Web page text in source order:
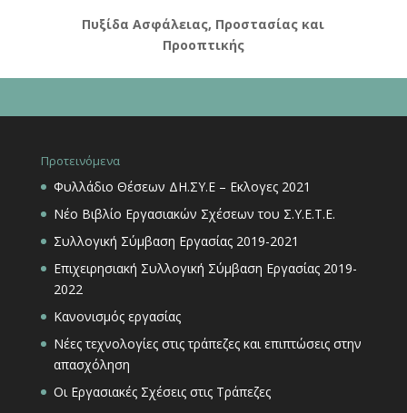
Πυξίδα Ασφάλειας, Προστασίας και
Προοπτικής
Προτεινόμενα
Φυλλάδιο Θέσεων ΔΗ.ΣΥ.Ε – Εκλογες 2021
Νέο Βιβλίο Εργασιακών Σχέσεων του Σ.Υ.Ε.Τ.Ε.
Συλλογική Σύμβαση Εργασίας 2019-2021
Επιχειρησιακή Συλλογική Σύμβαση Εργασίας 2019-
2022
Κανονισμός εργασίας
Νέες τεχνολογίες στις τράπεζες και επιπτώσεις στην
απασχόληση
Οι Εργασιακές Σχέσεις στις Τράπεζες